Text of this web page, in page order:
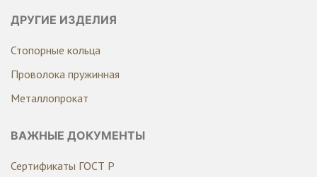
ДРУГИЕ ИЗДЕЛИЯ
Стопорные кольца
Проволока пружинная
Металлопрокат
ВАЖНЫЕ ДОКУМЕНТЫ
Сертификаты ГОСТ Р